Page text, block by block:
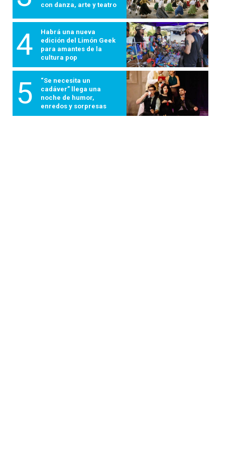
con danza, arte y teatro
4
Habrá una nueva
edición del Limón Geek
para amantes de la
cultura pop
5
“Se necesita un
cadáver” llega una
noche de humor,
enredos y sorpresas